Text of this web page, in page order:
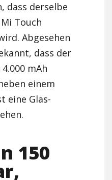
dass derselbe
Touch
Abgesehen
dass der
mAh
einem
eine Glas-
150